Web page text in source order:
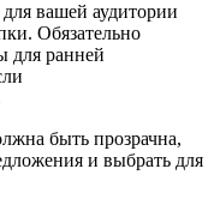
вашей аудитории
Обязательно
для ранней
быть прозрачна,
и выбрать для